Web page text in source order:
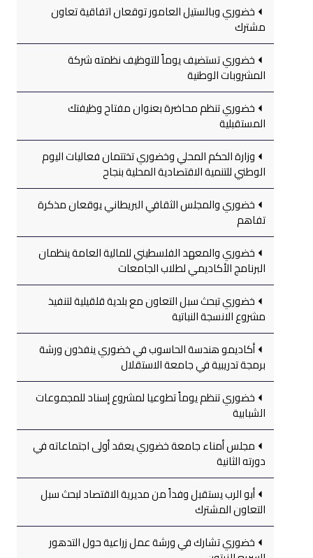
خضوري وبالستيل العامور توقعان اتفاقية تعاون
مشترك
خضوري تستضيف يوماً للتوظيف نظمته شركة
المشروبات الوطنية
خضوري تنظم محاضرة بعنوان مفتاح وظيفتك
المستقبلية
وزارة الحكم المحلي وخضوري تختتمان فعاليات اليوم
الوطني للتنمية الاقتصادية المحلية بنجاح
خضوري والمجلس الثقافي البريطاني يوقعان مذكرة
تفاهم
خضوري والمعهد الفلسطيني للمالية العامة ينظمان
البرنامج الأكاديمي لطلاب الجامعات
خضوري تبحث سبل التعاون مع بلدية قلقيلية لتنفيذ
مشروع الانسجة النباتية
أكاديمو هندسة الحاسوب في خضوري ينفذون ورشة
برمجة تدريبية في جامعة الاستقلال
خضوري تنظم يوماً تطوعيا لمشروع إسناد للمجموعات
الشبابية
مجلس أمناء جامعة خضوري يعقد أولى اجتماعاته في
دورته الثانية
أبو الرب يستقبل وفداً من مديرية الاقتصاد لبحث سبل
التعاون المشترك
خضوري تشارك في ورشة عمل زراعية حول التدهور